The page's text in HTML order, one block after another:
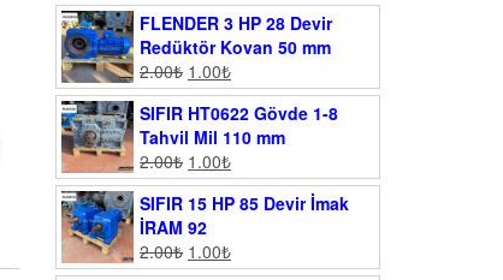
FLENDER 3 HP 28 Devir
Redüktör Kovan 50 mm
2.00₺ 1.00₺
SIFIR HT0622 Gövde 1-8
Tahvil Mil 110 mm
2.00₺ 1.00₺
SIFIR 15 HP 85 Devir İmak
İRAM 92
2.00₺ 1.00₺